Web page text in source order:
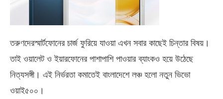
তরুণদেরস্মার্টফোনের চার্জ ফুরিয়ে যাওয়া এখন সবার কাছেই চিন্তার বিষয়।
তাই ওয়ালেট ও ইয়ারফোনের পাশাপাশি পাওয়ার ব্যাংকও হয়ে উঠেছে
নিত্যসঙ্গী। এই নির্ভরতা কমাতেই বাংলাদেশে লঞ্চ হলো নতুন ভিভো
ওয়াই৫০০ ।